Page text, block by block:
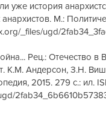
уже история
М.:
_files/ugd/
Рец.: Отечество
К.М. Андерсон, З.Н.
2015. 279 с.: ил.